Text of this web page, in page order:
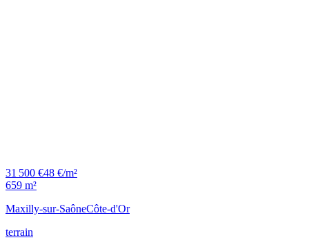
31 500 €48 €/m²
659 m²
Maxilly-sur-SaôneCôte-d'Or
terrain